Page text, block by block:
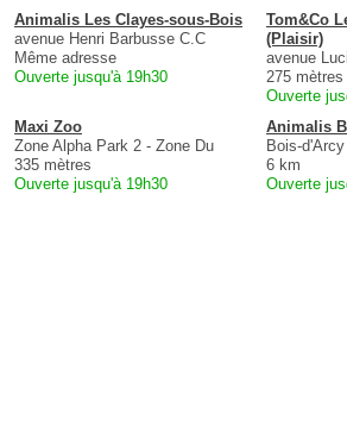
Animalis Les Clayes-sous-Bois
avenue Henri Barbusse C.C
Même adresse
Ouverte jusqu'à 19h30
Tom&Co
(Plaisir)
avenue
275 mètres
Ouverte
Maxi Zoo
Zone Alpha Park 2 - Zone Du
335 mètres
Ouverte jusqu'à 19h30
Animalis
Bois-d'Arcy
6 km
Ouverte